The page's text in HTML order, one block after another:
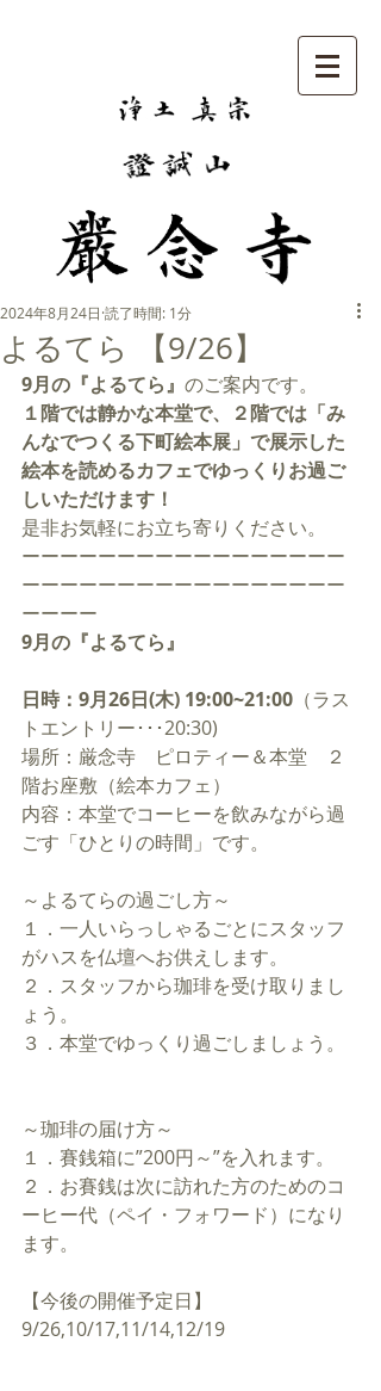
よるてら 【9/26】
2024年8月24日 読了時間: 1分
9月の『よるてら』 のご案内です。
１階では静かな本堂で、２階では「み
んなでつくる下町絵本展」で展示した
絵本を読めるカフェでゆっくりお過ご
しいただけます！
是非お気軽にお立ち寄りください。
ーーーーーーーーーーーーーーーーー
ーーーーーーーーーーーーーーーーー
ーーーー
9月の『よるてら』
日時：9月26日(木) 19:00~21:00 （ラス
トエントリー･･･20:30)
場所：厳念寺　ピロティー＆本堂　２
階お座敷（絵本カフェ）
内容：本堂でコーヒーを飲みながら過
ごす「ひとりの時間」です。
～よるてらの過ごし方～
１．一人いらっしゃるごとにスタッフ
がハスを仏壇へお供えします。
２．スタッフから珈琲を受け取りまし
ょう。
３．本堂でゆっくり過ごしましょう。
～珈琲の届け方～
１．賽銭箱に”200円～”を入れます。
２．お賽銭は次に訪れた方のためのコ
ーヒー代（ペイ・フォワード）になり
ます。
【今後の開催予定日】
9/26,10/17,11/14,12/19